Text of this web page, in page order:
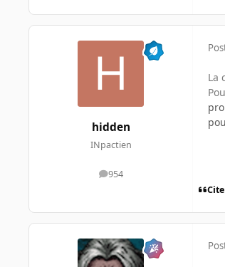
hidden
INpactien
954
messages
La